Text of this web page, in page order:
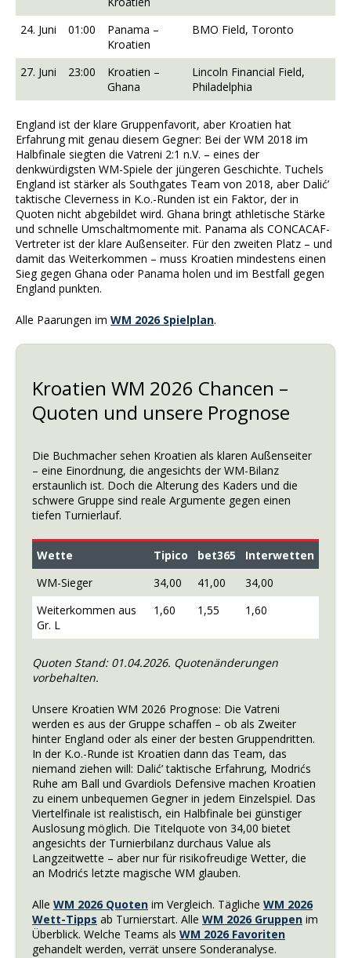
24. Juni
01:00
Panama –
Kroatien
BMO Field, Toronto
27. Juni 23:00
Kroatien –
Ghana
Lincoln Financial Field,
Philadelphia
England ist der klare Gruppenfavorit, aber Kroatien hat
Erfahrung mit genau diesem Gegner: Bei der WM 2018 im
Halbfinale siegten die Vatreni 2:1 n.V. – eines der
denkwürdigsten WM-Spiele der jüngeren Geschichte. Tuchels
England ist stärker als Southgates Team von 2018, aber Dalić’
taktische Cleverness in K.o.-Runden ist ein Faktor, der in
Quoten nicht abgebildet wird. Ghana bringt athletische Stärke
und schnelle Umschaltmomente mit. Panama als CONCACAF-
Vertreter ist der klare Außenseiter. Für den zweiten Platz – und
damit das Weiterkommen – muss Kroatien mindestens einen
Sieg gegen Ghana oder Panama holen und im Bestfall gegen
England punkten.
Alle Paarungen im WM 2026 Spielplan.
Kroatien WM 2026 Chancen –
Quoten und unsere Prognose
Die Buchmacher sehen Kroatien als klaren Außenseiter
– eine Einordnung, die angesichts der WM-Bilanz
erstaunlich ist. Doch die Alterung des Kaders und die
schwere Gruppe sind reale Argumente gegen einen
tiefen Turnierlauf.
Wette Tipico bet365
Interwetten
WM-Sieger
34,00 41,00
34,00
Weiterkommen aus
Gr. L
1,60 1,55 1,60
Quoten Stand: 01.04.2026. Quotenänderungen
vorbehalten.
Unsere Kroatien WM 2026 Prognose: Die Vatreni
werden es aus der Gruppe schaffen – ob als Zweiter
hinter England oder als einer der besten Gruppendritten.
In der K.o.-Runde ist Kroatien dann das Team, das
niemand ziehen will: Dalić’ taktische Erfahrung, Modrićs
Ruhe am Ball und Gvardiols Defensive machen Kroatien
zu einem unbequemen Gegner in jedem Einzelspiel. Das
Viertelfinale ist realistisch, ein Halbfinale bei günstiger
Auslosung möglich. Die Titelquote von 34,00 bietet
angesichts der Turnierbilanz durchaus Value als
Langzeitwette – aber nur für risikofreudige Wetter, die
an Modrićs letzte magische WM glauben.
Alle WM 2026 Quoten im Vergleich. Tägliche WM 2026
Wett-Tipps ab Turnierstart. Alle WM 2026 Gruppen im
Überblick. Welche Teams als WM 2026 Favoriten
gehandelt werden, verrät unsere Sonderanalyse.